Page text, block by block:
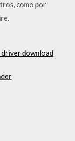
como por
download